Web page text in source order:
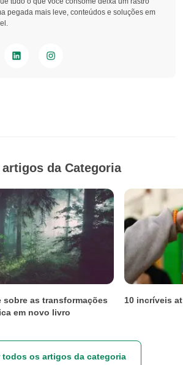
pegada mais leve, conteúdos e soluções em
artigos da Categoria
sobre as transformações
em novo livro
10 incríveis
todos os artigos da categoria